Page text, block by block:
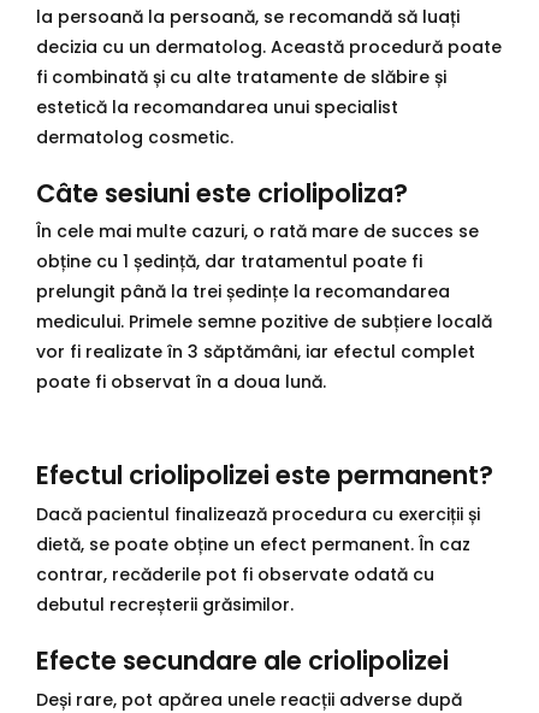
la persoană la persoană, se recomandă să luați
decizia cu un dermatolog. Această procedură poate
fi combinată și cu alte tratamente de slăbire și
estetică la recomandarea unui specialist
dermatolog cosmetic.
Câte sesiuni este criolipoliza?
În cele mai multe cazuri, o rată mare de succes se
obține cu 1 ședință, dar tratamentul poate fi
prelungit până la trei ședințe la recomandarea
medicului. Primele semne pozitive de subțiere locală
vor fi realizate în 3 săptămâni, iar efectul complet
poate fi observat în a doua lună.
Efectul criolipolizei este permanent?
Dacă pacientul finalizează procedura cu exerciții și
dietă, se poate obține un efect permanent. În caz
contrar, recăderile pot fi observate odată cu
debutul recreșterii grăsimilor.
Efecte secundare ale criolipolizei
Deși rare, pot apărea unele reacții adverse după